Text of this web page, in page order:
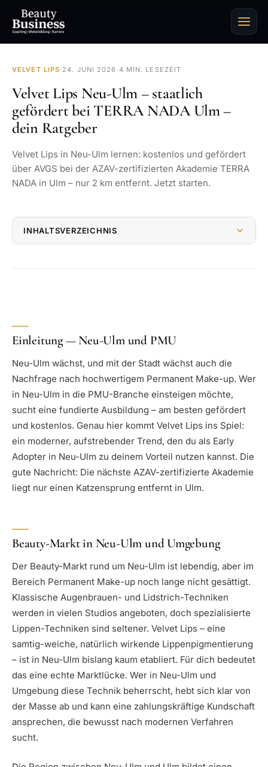
VELVET LIPS· 24. JUNI 2026 ·4 MIN. LESEZEIT
Velvet Lips Neu-Ulm – staatlich
gefördert bei TERRA NADA Ulm –
dein Ratgeber
Velvet Lips in Neu-Ulm lernen: kostenlos und gefördert
über AVGS bei der AZAV-zertifizierten Akademie TERRA
NADA in Ulm – nur 2 km entfernt. Jetzt starten.
INHALTSVERZEICHNIS
Einleitung — Neu-Ulm und PMU
Neu-Ulm wächst, und mit der Stadt wächst auch die
Nachfrage nach hochwertigem Permanent Make-up. Wer
in Neu-Ulm in die PMU-Branche einsteigen möchte,
sucht eine fundierte Ausbildung – am besten gefördert
und kostenlos. Genau hier kommt Velvet Lips ins Spiel:
ein moderner, aufstrebender Trend, den du als Early
Adopter in Neu-Ulm zu deinem Vorteil nutzen kannst. Die
gute Nachricht: Die nächste AZAV-zertifizierte Akademie
liegt nur einen Katzensprung entfernt in Ulm.
Beauty-Markt in Neu-Ulm und Umgebung
Der Beauty-Markt rund um Neu-Ulm ist lebendig, aber im
Bereich Permanent Make-up noch lange nicht gesättigt.
Klassische Augenbrauen- und Lidstrich-Techniken
werden in vielen Studios angeboten, doch spezialisierte
Lippen-Techniken sind seltener. Velvet Lips – eine
samtig-weiche, natürlich wirkende Lippenpigmentierung
– ist in Neu-Ulm bislang kaum etabliert. Für dich bedeutet
das eine echte Marktlücke. Wer in Neu-Ulm und
Umgebung diese Technik beherrscht, hebt sich klar von
der Masse ab und kann eine zahlungskräftige Kundschaft
ansprechen, die bewusst nach modernen Verfahren
sucht.